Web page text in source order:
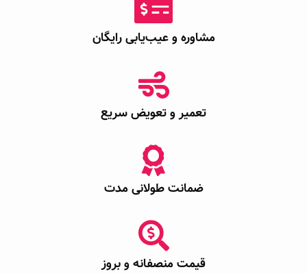
مشاوره و عیب‌یابی رایگان
تعمیر و تعویض سریع
ضمانت طولانی مدت
قیمت منصفانه و بروز